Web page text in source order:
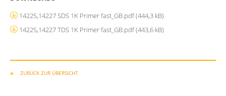
14225,14227 SDS 1K Primer fast_GB.pdf(444,3 kB)
14225,14227 TDS 1K Primer fast_GB.pdf(443,6 kB)
ZURÜCK ZUR ÜBERSICHT